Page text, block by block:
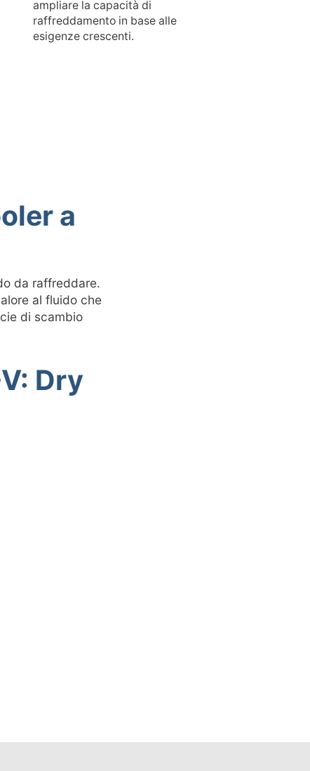
ampliare la capacità di
raffreddamento in base alle
esigenze crescenti.
a
da raffreddare.
al fluido che
di scambio
Dry